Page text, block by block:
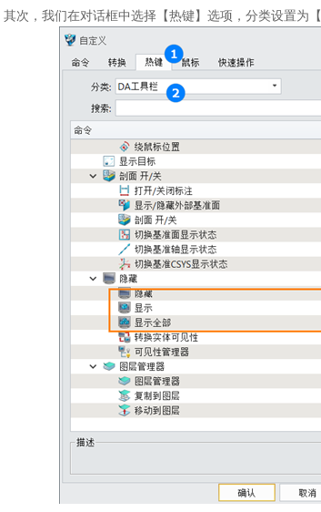
其次，我们在对话框中选择【热键】选项，分类设置为【
欢迎来到中望官网